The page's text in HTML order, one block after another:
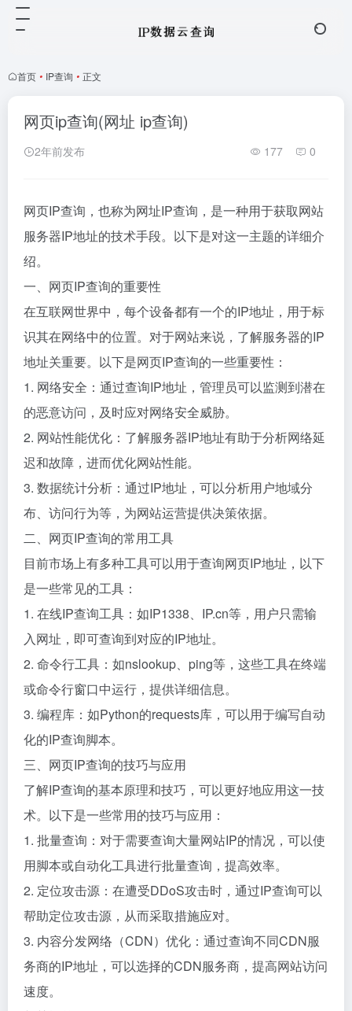
首页 • IP查询 • 正文
网页ip查询(网址 ip查询)
2年前发布 177 0
网页IP查询，也称为网址IP查询，是一种用于获取网站
服务器IP地址的技术手段。以下是对这一主题的详细介
绍。
一、网页IP查询的重要性
在互联网世界中，每个设备都有一个的IP地址，用于标
识其在网络中的位置。对于网站来说，了解服务器的IP
地址关重要。以下是网页IP查询的一些重要性：
1. 网络安全：通过查询IP地址，管理员可以监测到潜在
的恶意访问，及时应对网络安全威胁。
2. 网站性能优化：了解服务器IP地址有助于分析网络延
迟和故障，进而优化网站性能。
3. 数据统计分析：通过IP地址，可以分析用户地域分
布、访问行为等，为网站运营提供决策依据。
二、网页IP查询的常用工具
目前市场上有多种工具可以用于查询网页IP地址，以下
是一些常见的工具：
1. 在线IP查询工具：如IP1338、IP.cn等，用户只需输
入网址，即可查询到对应的IP地址。
2. 命令行工具：如nslookup、ping等，这些工具在终端
或命令行窗口中运行，提供详细信息。
3. 编程库：如Python的requests库，可以用于编写自动
化的IP查询脚本。
三、网页IP查询的技巧与应用
了解IP查询的基本原理和技巧，可以更好地应用这一技
术。以下是一些常用的技巧与应用：
1. 批量查询：对于需要查询大量网站IP的情况，可以使
用脚本或自动化工具进行批量查询，提高效率。
2. 定位攻击源：在遭受DDoS攻击时，通过IP查询可以
帮助定位攻击源，从而采取措施应对。
3. 内容分发网络（CDN）优化：通过查询不同CDN服
务商的IP地址，可以选择的CDN服务商，提高网站访问
速度。